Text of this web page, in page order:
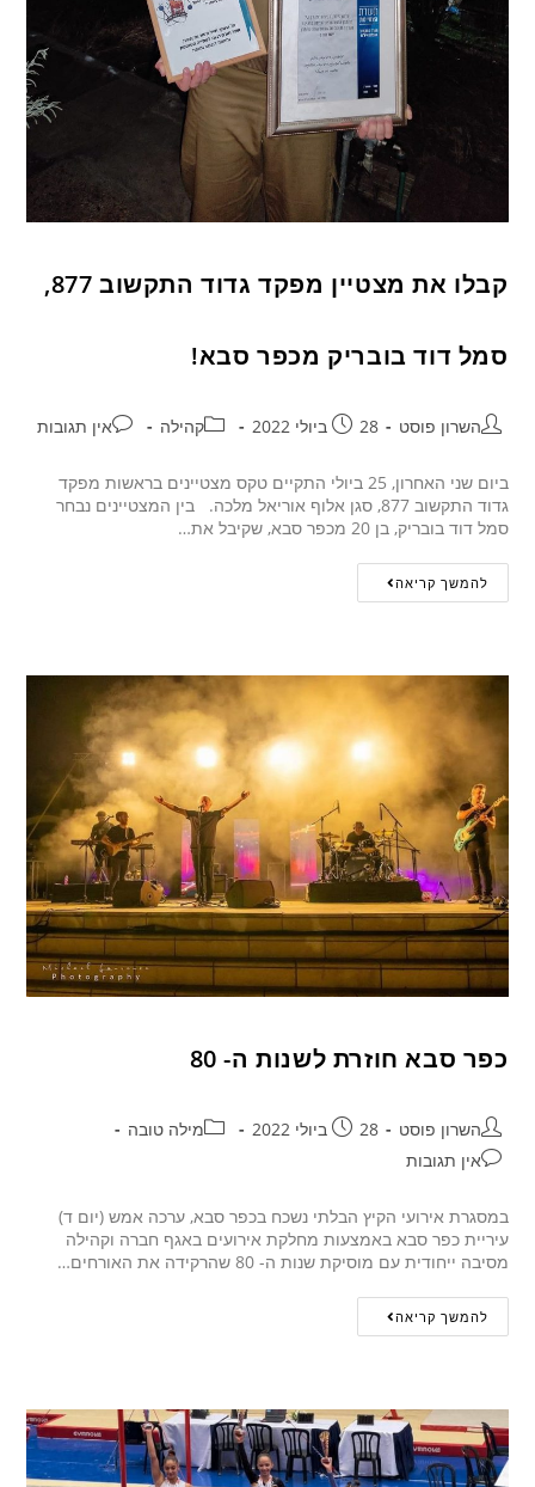
קבלו את מצטיין מפקד גדוד התקשוב 877,
סמל דוד בובריק מכפר סבא!
השרון פוסט 28 ביולי 2022 קהילה אין תגובות
ביום שני האחרון, 25 ביולי התקיים טקס מצטיינים בראשות מפקד
גדוד התקשוב 877, סגן אלוף אוריאל מלכה. בין המצטיינים נבחר
סמל דוד בובריק, בן 20 מכפר סבא, שקיבל את…
להמשך קריאה
כפר סבא חוזרת לשנות ה- 80
השרון פוסט 28 ביולי 2022
מילה טובה
אין תגובות
במסגרת אירועי הקיץ הבלתי נשכח בכפר סבא, ערכה אמש (יום ד)
עיריית כפר סבא באמצעות מחלקת אירועים באגף חברה וקהילה
מסיבה ייחודית עם מוסיקת שנות ה- 80 שהרקידה את האורחים…
להמשך קריאה